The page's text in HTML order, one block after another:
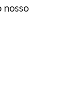
nosso